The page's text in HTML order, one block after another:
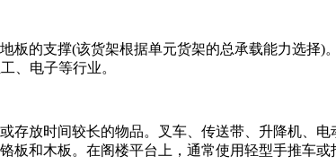
的支撑(该货架根据单元货架的总承载能力选择)
、电子等行业。
放时间较长的物品。叉车、传送带、升降机、电
和木板。在阁楼平台上，通常使用轻型手推车或